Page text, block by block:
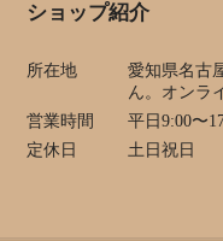
ショップ紹介
所在地
愛知県名古
ん。オンラ
営業時間
平日9:00〜
定休日
土日祝日